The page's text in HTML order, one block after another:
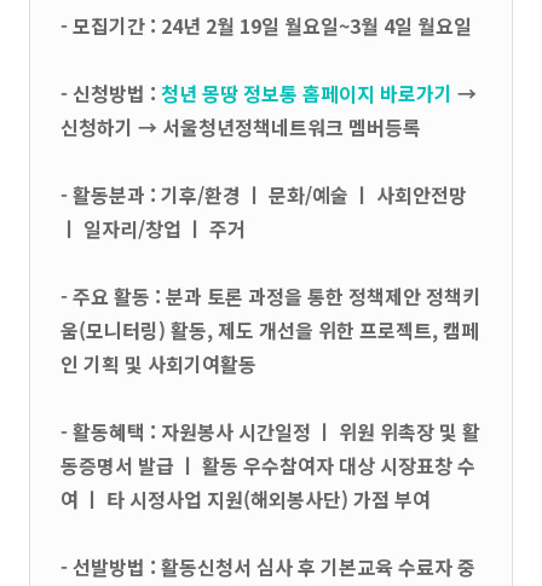
- 모집기간 : 24년 2월 19일 월요일~3월 4일 월요일
- 신청방법 : 청년 몽땅 정보통 홈페이지 바로가기 →
신청하기 → 서울청년정책네트워크 멤버등록
- 활동분과 : 기후/환경 ㅣ 문화/예술 ㅣ 사회안전망
ㅣ 일자리/창업 ㅣ 주거
- 주요 활동 : 분과 토론 과정을 통한 정책제안 정책키
움(모니터링) 활동, 제도 개선을 위한 프로젝트, 캠페
인 기획 및 사회기여활동
- 활동혜택 : 자원봉사 시간일정 ㅣ 위원 위촉장 및 활
동증명서 발급 ㅣ 활동 우수참여자 대상 시장표창 수
여 ㅣ 타 시정사업 지원(해외봉사단) 가점 부여
- 선발방법 : 활동신청서 심사 후 기본교육 수료자 중